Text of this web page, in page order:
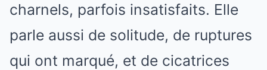
charnels, parfois insatisfaits. Elle
parle aussi de solitude, de ruptures
qui ont marqué, et de cicatrices